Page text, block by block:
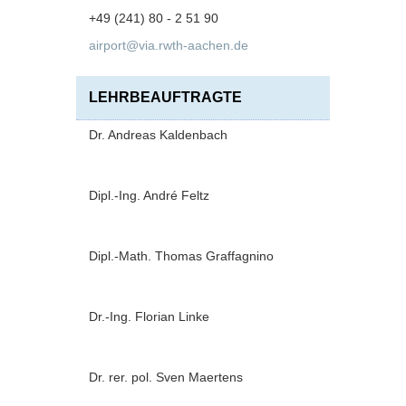
+49 (241) 80 - 2 51 90
airport@via.rwth-aachen.de
LEHRBEAUFTRAGTE
Dr. Andreas Kaldenbach
Dipl.-Ing. André Feltz
Dipl.-Math. Thomas Graffagnino
Dr.-Ing. Florian Linke
Dr. rer. pol. Sven Maertens